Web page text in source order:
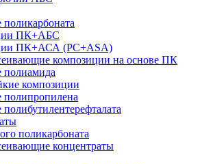
ПК+АБС
ПК+АСА (PC+ASA)
композиции на основе ПК
полиамида
композиции
полипропилена
поликарбоната
концентраты